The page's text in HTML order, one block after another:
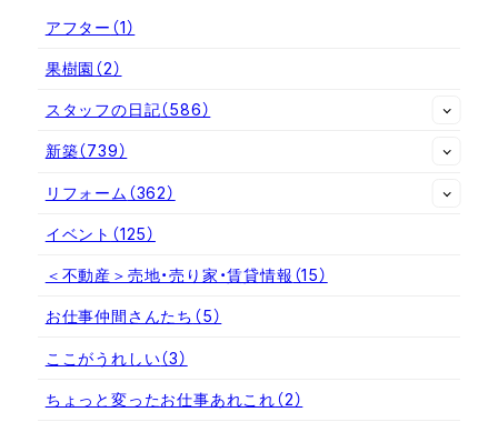
アフター （1）
果樹園 （2）
スタッフの日記（586）
新築（739）
リフォーム （362）
イベント （125）
＜不動産＞売地・売り家・賃貸情報 （15）
お仕事仲間さんたち （5）
ここがうれしい（3）
ちょっと変ったお仕事あれこれ（2）